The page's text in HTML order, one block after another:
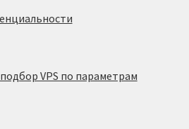
VPS по параметрам